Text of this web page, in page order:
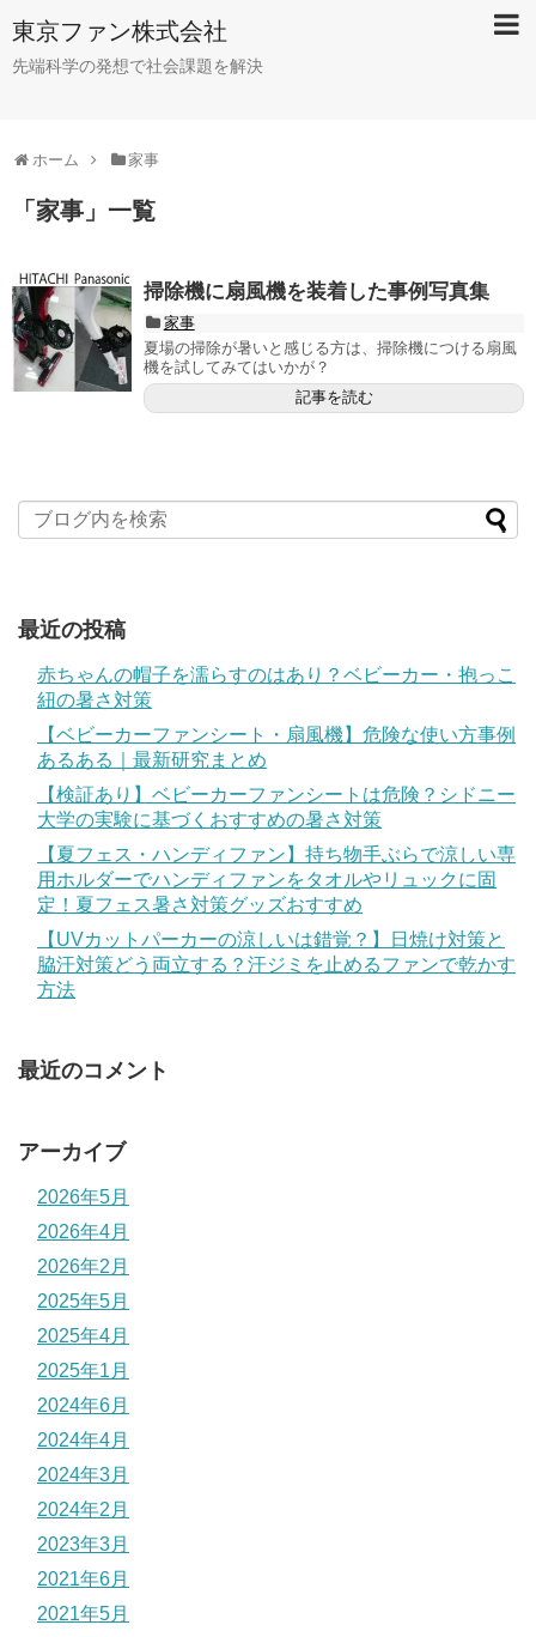
東京ファン株式会社
先端科学の発想で社会課題を解決
ホーム 家事
「 家事 」 一覧
掃除機に扇風機を装着した事例写真集
家事
夏場の掃除が暑いと感じる方は、掃除機につける扇風
機を試してみてはいかが？
記事を読む
最近の投稿
赤ちゃんの帽子を濡らすのはあり？ベビーカー・抱っこ
紐の暑さ対策
【ベビーカーファンシート・扇風機】危険な使い方事例
あるある｜最新研究まとめ
【検証あり】ベビーカーファンシートは危険？シドニー
大学の実験に基づくおすすめの暑さ対策
【夏フェス・ハンディファン】持ち物手ぶらで涼しい専
用ホルダーでハンディファンをタオルやリュックに固
定！夏フェス暑さ対策グッズおすすめ
【UVカットパーカーの涼しいは錯覚？】日焼け対策と
脇汗対策どう両立する？汗ジミを止めるファンで乾かす
方法
最近のコメント
アーカイブ
2026年5月
2026年4月
2026年2月
2025年5月
2025年4月
2025年1月
2024年6月
2024年4月
2024年3月
2024年2月
2023年3月
2021年6月
2021年5月